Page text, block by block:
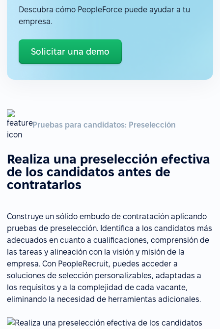
Descubra cómo PeopleForce puede ayudar a tu
empresa.
Solicitar una demo
Pruebas para candidatos: Preselección
Realiza una preselección efectiva
de los candidatos antes de
contratarlos
Construye un sólido embudo de contratación aplicando
pruebas de preselección. Identifica a los candidatos más
adecuados en cuanto a cualificaciones, comprensión de
las tareas y alineación con la visión y misión de la
empresa. Con PeopleRecruit, puedes acceder a
soluciones de selección personalizables, adaptadas a
los requisitos y a la complejidad de cada vacante,
eliminando la necesidad de herramientas adicionales.